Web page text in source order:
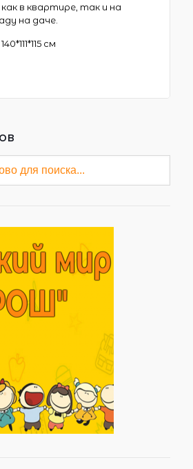
в квартире, так и на
на даче.
см